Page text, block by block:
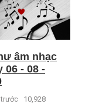
âm nhạc
06 - 08 -
10,928